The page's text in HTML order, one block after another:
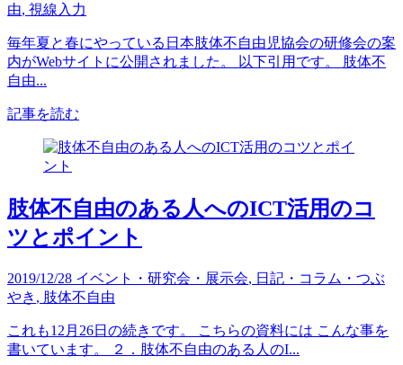
由, 視線入力
毎年夏と春にやっている日本肢体不自由児協会の研修会の案
内がWebサイトに公開されました。 以下引用です。 肢体不
自由...
記事を読む
肢体不自由のある人へのICT活用のコ
ツとポイント
2019/12/28 イベント・研究会・展示会, 日記・コラム・つぶ
やき , 肢体不自由
これも12月26日の続きです。 こちらの資料には こんな事を
書いています。 ２．肢体不自由のある人のI...